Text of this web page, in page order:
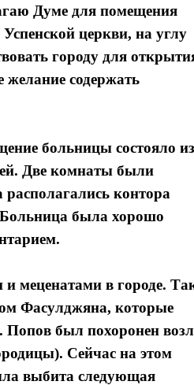
Думе для помещения
церкви, на углу
городу для
содержать
больницы состояло из
Две комнаты были
контора
была хорошо
меценатами в городе.
Фасулджяна, которые
был похоронен
Сейчас на этом
выбита следующая
и защиты
и защиты